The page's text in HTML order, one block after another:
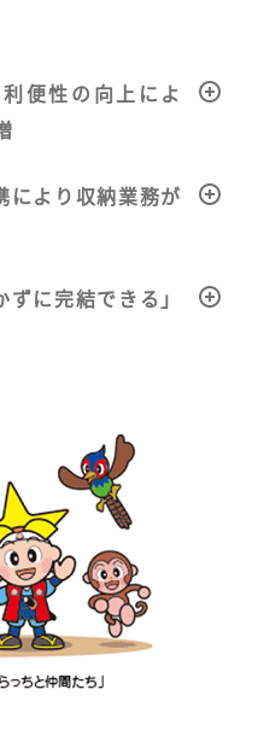
便性の向上によ
により収納業務が
に完結できる」